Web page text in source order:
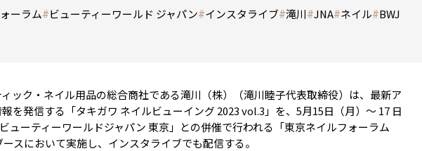
ーラム#ビューティーワールド ジャパン#インスタライブ#滝川#JNA#ネイル#BWJ
ック・ネイル用品の総合商社である滝川（株）（滝川睦子代表取締役）は、最新ア
を発信する「タキガワ ネイルビューイング 2023 vol.3」を、5月15日（月）～ 17 日
ビューティーワールドジャパン 東京」との併催で行われる「東京ネイルフォーラム
スにおいて実施し、インスタライブでも配信する。